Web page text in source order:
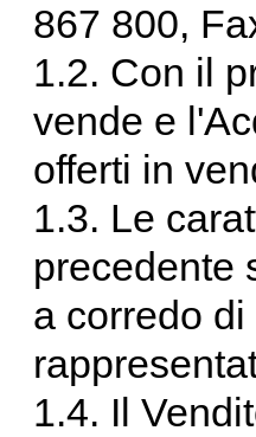
867 800,
1.2. Con il
vende e
offerti in
1.3. Le
precedente
a corredo
1.4. Il